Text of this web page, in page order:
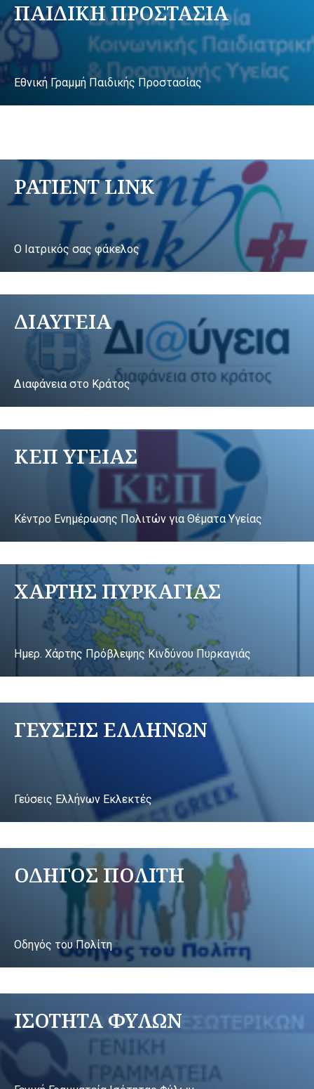
ΠΑΙΔΙΚΗ ΠΡΟΣΤΑΣΙΑ
Εθνική Γραμμή Παιδικής Προστασίας
PATIENT LINK
Ο Ιατρικός σας φάκελος
ΔΙΑΥΓΕΙΑ
Διαφάνεια στο Κράτος
ΚΕΠ ΥΓΕΙΑΣ
Κέντρο Ενημέρωσης Πολιτών για Θέματα Υγείας
ΧΑΡΤΗΣ ΠΥΡΚΑΓΙΑΣ
Ημερ. Χάρτης Πρόβλεψης Κινδύνου Πυρκαγιάς
ΓΕΥΣΕΙΣ ΕΛΛΗΝΩΝ
Γεύσεις Ελλήνων Εκλεκτές
ΟΔΗΓΟΣ ΠΟΛΙΤΗ
Οδηγός του Πολίτη
ΙΣΟΤΗΤΑ ΦΥΛΩΝ